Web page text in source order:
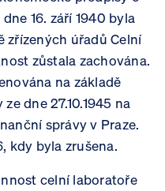
16. září 1940 byla
zřízených úřadů Celní
zůstala zachována.
na základě
dne 27.10.1945 na
správy v Praze.
kdy byla zrušena.
celní laboratoře